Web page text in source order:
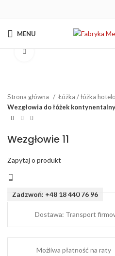
MENU
Strona główna
Łóżka / łóżka
Wezgłowia do łóżek
Wezgłowie 11
Zapytaj o produkt
Zadzwoń: +48 18 440 76 96
Dostawa: Transport
Możliwa płatność na raty